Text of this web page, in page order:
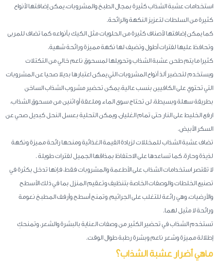
استخدامات عشبة الشذاب كثيرة بمجال الطبخ والمشروبات، يمكن إضافتها لأنواع
كثيرة من السلطات لتعزيز النكهة والرائحة.
كما يمكن إضافتها لأصناف كثيرة من الحلويات مثل الكيك بأنواعه كما تضاف للمربى
وتحافظ عليها لفترات أطول وتضيف لها نكهة مميزة ورائحة شهية.
كثيرا ما يتم طحن عشبة الشذاب وتحويلها لمسحوق ناعم خالي من التكتلات
ويستخدم لتحضير ألذ أنواع المشروبات التي يمكن اعتبارها بديلا صحيا عن المشروبات
التي تحتوي على الكافيين بنسب عالية، يمكن تحضير مشروب الشذاب الساخن
بطريقة سهلة وبسيطة، لن تحتاج سوى الماء وملعقة أو اثنين من مسحوق الشذاب،
ارفع الخليط على النار حتى تمام الغليان، ويمكن التحلية بعسل النحل كبديل صحي عن
السكر الأبيض.
تضاف عشبة الشذاب للمخللات لزيادة القيمة الغذائية ومنحها رائحة مميزة ونكهة
لذيذة وحارة، كما تساعدها على الاحتفاظ بمذاقها الجميل لفترات طويلة .
لا تقتصر استخدامات الشذاب على الأطعمة والمشروبات فقط، فإنها تدخل بكثرة في
تصنيع الخلطات والوصفات الخاصة بتنظيف وتعقيم المنزل بما في ذلك الأسطح
والأرضيات، وهي رائعة للتغلب على الجراثيم، وتمنح أسطح وأرفف المطبخ نعومة
ورائحة لا مثيل لهما.
تستخدم الشذاب في تحضير الكثير من وصفات العناية بالبشرة والشعر، وتمنحكِ
إطلالة مميزة وشعر ناعم وبشرة رطبة طوال الوقت.
ماهي أضرار عشبة الشذاب؟